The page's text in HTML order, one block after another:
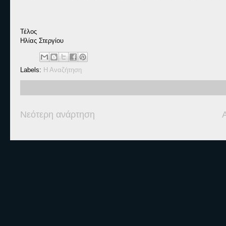
Τέλος
Ηλίας Στεργίου
Labels: Η Αναζήτηση
Νεότερη ανάρτηση